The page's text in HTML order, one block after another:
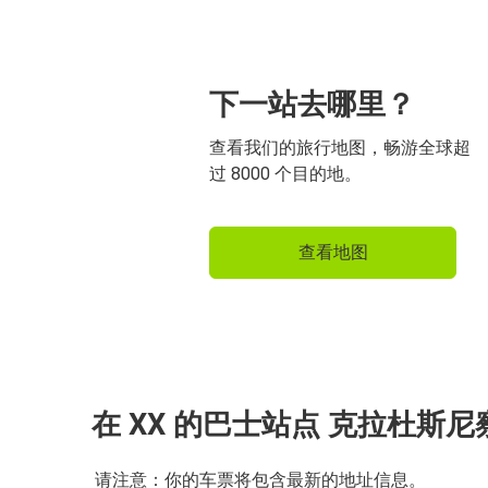
下一站去哪里？
查看我们的旅行地图，畅游全球超
过 8000 个目的地。
查看地图
在 XX 的巴士站点 克拉杜斯尼
请注意：你的车票将包含最新的地址信息。